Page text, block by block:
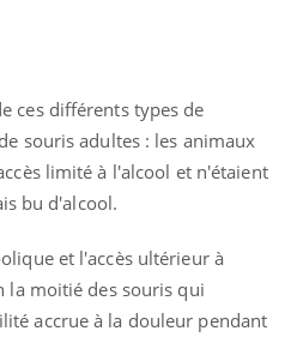
ces différents types de
souris adultes : les animaux
limité à l'alcool et n'étaient
bu d'alcool.
et l'accès ultérieur à
la moitié des souris qui
accrue à la douleur pendant
l'insuline dans le diabète de type 2
d'idées reçues chez les
comme parfois chez les soignants.